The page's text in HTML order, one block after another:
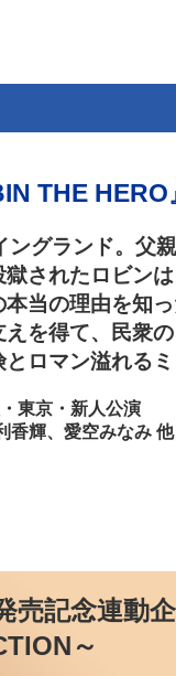
THE HERO
ングランド。父
獄されたロビン
本当の理由を知
えを得て、民衆
とロマン溢れるミ
東京・新人公演
香輝、愛空みなみ 他
売記念連動
～